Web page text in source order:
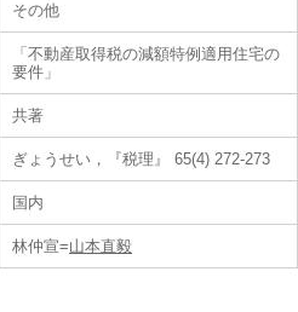
その他
「不動産取得税の減額特例適用住宅の
要件」
共著
ぎょうせい，『税理』 65(4) 272-273
国内
林仲宣=山本直毅